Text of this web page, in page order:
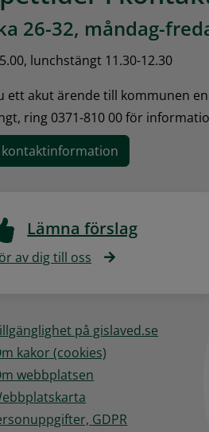
26-32, måndag-
lunchstängt 11.30-12.30
ett akut ärende till kommunen
ring 0371-810 00 för
Lämna förslag
av dig till oss
på gislaved.se
kakor (cookies)
webbplatsen
GDPR